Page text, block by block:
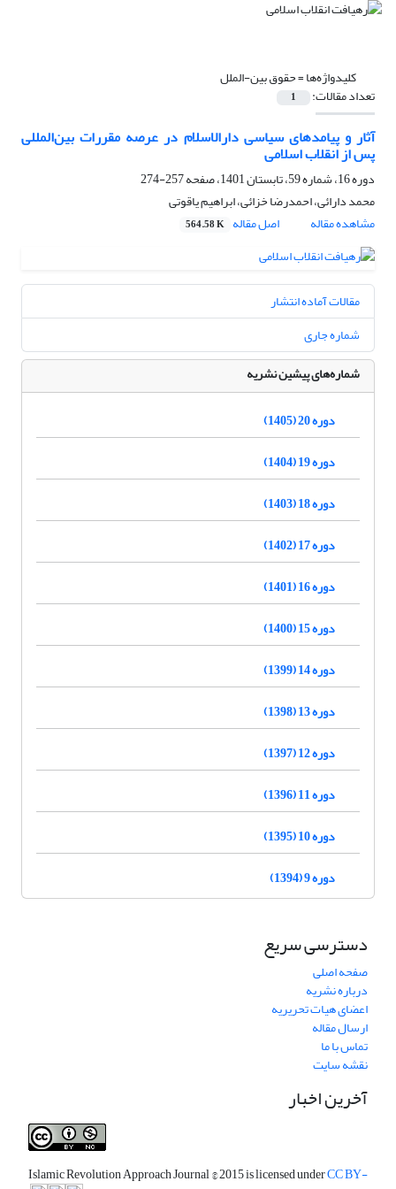
کلیدواژه‌ها =حقوق بین-الملل
تعداد مقالات: 1
آثار و پیامدهای سیاسی دارالاسلام در عرصه مقررات بین‌المللی
پس از انقلاب اسلامی
دوره 16، شماره 59، تابستان 1401، صفحه
257-274
محمد دارائی، احمدرضا خزائی، ابراهیم یاقوتی
مشاهده مقاله
اصل مقاله 564.58 K
مقالات آماده انتشار
شماره جاری
شماره‌های پیشین نشریه
دوره 20 (1405)
دوره 19 (1404)
دوره 18 (1403)
دوره 17 (1402)
دوره 16 (1401)
دوره 15 (1400)
دوره 14 (1399)
دوره 13 (1398)
دوره 12 (1397)
دوره 11 (1396)
دوره 10 (1395)
دوره 9 (1394)
دسترسی سریع
صفحه اصلی
درباره نشریه
اعضای هیات تحریریه
ارسال مقاله
تماس با ما
نقشه سایت
آخرین اخبار
Islamic Revolution Approach Journal© 2015 is licensed underCC BY-